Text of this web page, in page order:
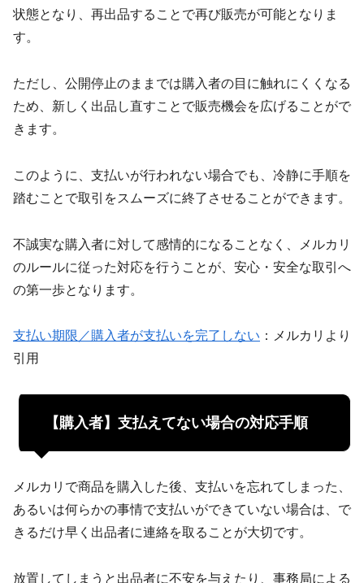
状態となり、再出品することで再び販売が可能となりま
す。
ただし、公開停止のままでは購入者の目に触れにくくなる
ため、新しく出品し直すことで販売機会を広げることがで
きます。
このように、支払いが行われない場合でも、冷静に手順を
踏むことで取引をスムーズに終了させることができます。
不誠実な購入者に対して感情的になることなく、メルカリ
のルールに従った対応を行うことが、安心・安全な取引へ
の第一歩となります。
支払い期限／購入者が支払いを完了しない ：メルカリより
引用
【購入者】支払えてない場合の対応手順
メルカリで商品を購入した後、支払いを忘れてしまった、
あるいは何らかの事情で支払いができていない場合は、で
きるだけ早く出品者に連絡を取ることが大切です。
放置してしまうと出品者に不安を与えたり、事務局による